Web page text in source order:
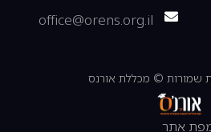
office@orens.org.il
שמורות © מכללת אורנס
אתר